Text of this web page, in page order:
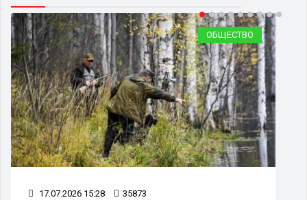
ОБЩЕСТВО
17.07.2026 15:28 35873